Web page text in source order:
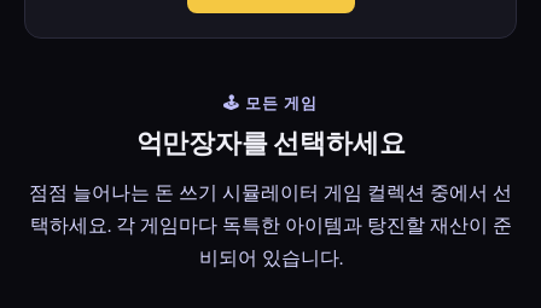
🕹️ 모든 게임
억만장자를 선택하세요
점점 늘어나는 돈 쓰기 시뮬레이터 게임 컬렉션 중에서 선
택하세요. 각 게임마다 독특한 아이템과 탕진할 재산이 준
비되어 있습니다.